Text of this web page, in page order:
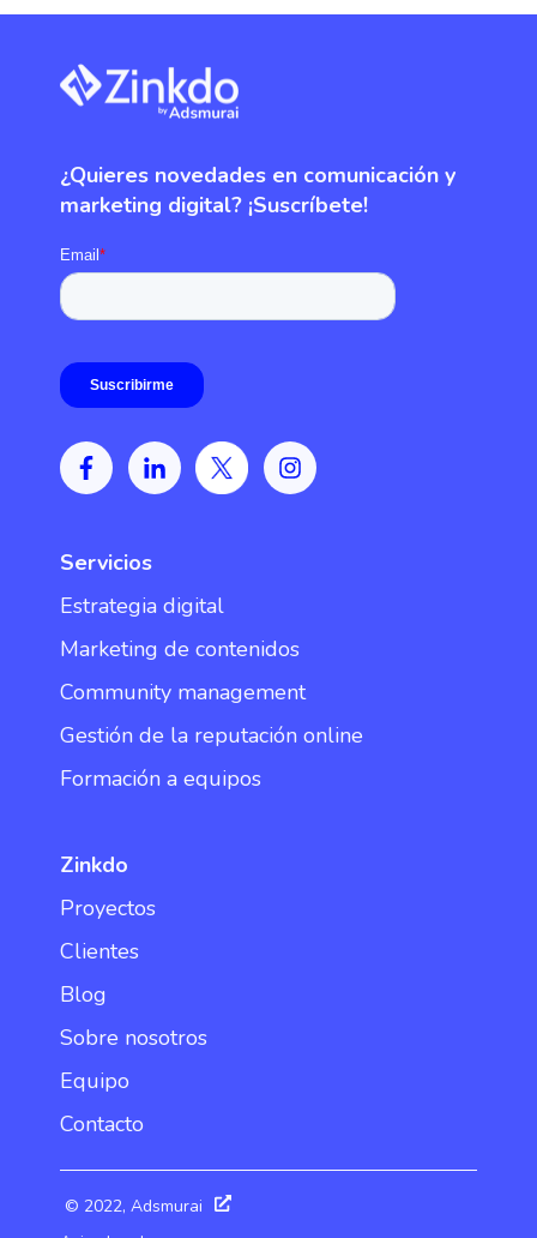
¿Quieres novedades en comunicación y
marketing digital? ¡Suscríbete!
Servicios
Estrategia digital
Marketing de contenidos
Community management
Gestión de la reputación online
Formación a equipos
Zinkdo
Proyectos
Clientes
Blog
Sobre nosotros
Equipo
Contacto
© 2022, Adsmurai